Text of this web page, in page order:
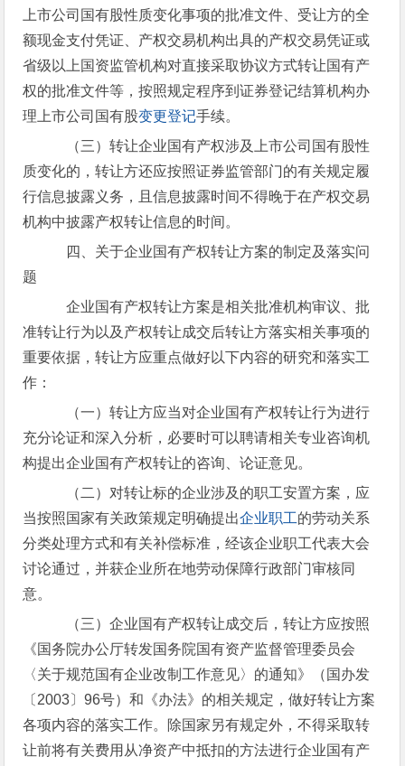
上市公司国有股性质变化事项的批准文件、受让方的全
额现金支付凭证、产权交易机构出具的产权交易凭证或
省级以上国资监管机构对直接采取协议方式转让国有产
权的批准文件等，按照规定程序到证券登记结算机构办
理上市公司国有股变更登记手续。
（三）转让企业国有产权涉及上市公司国有股性
质变化的，转让方还应按照证券监管部门的有关规定履
行信息披露义务，且信息披露时间不得晚于在产权交易
机构中披露产权转让信息的时间。
四、关于企业国有产权转让方案的制定及落实问
题
企业国有产权转让方案是相关批准机构审议、批
准转让行为以及产权转让成交后转让方落实相关事项的
重要依据，转让方应重点做好以下内容的研究和落实工
作：
（一）转让方应当对企业国有产权转让行为进行
充分论证和深入分析，必要时可以聘请相关专业咨询机
构提出企业国有产权转让的咨询、论证意见。
（二）对转让标的企业涉及的职工安置方案，应
当按照国家有关政策规定明确提出企业职工的劳动关系
分类处理方式和有关补偿标准，经该企业职工代表大会
讨论通过，并获企业所在地劳动保障行政部门审核同
意。
（三）企业国有产权转让成交后，转让方应按照
《国务院办公厅转发国务院国有资产监督管理委员会
〈关于规范国有企业改制工作意见〉的通知》（国办发
〔2003〕96号）和《办法》的相关规定，做好转让方案
各项内容的落实工作。除国家另有规定外，不得采取转
让前将有关费用从净资产中抵扣的方法进行企业国有产